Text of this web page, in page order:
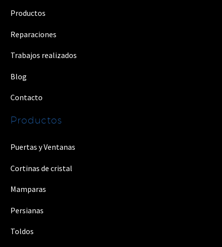
Productos
Reparaciones
Trabajos realizados
Blog
Contacto
Productos
Puertas y Ventanas
Cortinas de cristal
Mamparas
Persianas
Toldos